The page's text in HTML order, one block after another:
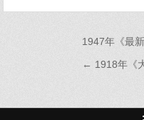
航
1947年《最
← 1918年《